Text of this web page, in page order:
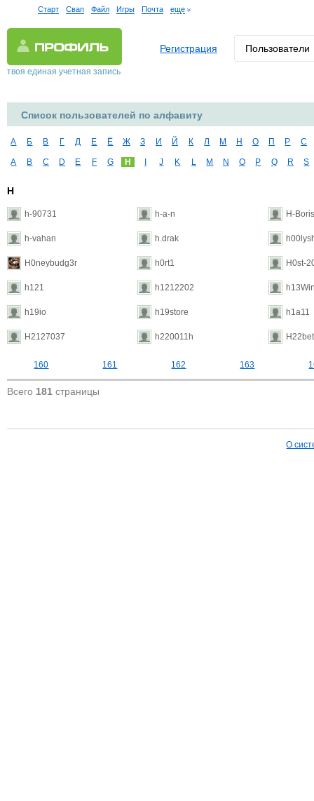
Старт Свап Файл Игры Почта еще
твоя единая учетная запись
Регистрация Пользователи
Список пользователей по алфавиту
А Б В Г Д Е Ё Ж З И Й К Л М Н О П Р С
A B C D E F G H J K L M N O P Q R S
H
h-90731 h-a-n H-
h-vahan h.drak
H0neybudg3r h0rt1 H0st-
h121 h1212202
h19io h19store h1a11
H2127037 h220011h
160 161 162 163
Всего 181 страницы
О